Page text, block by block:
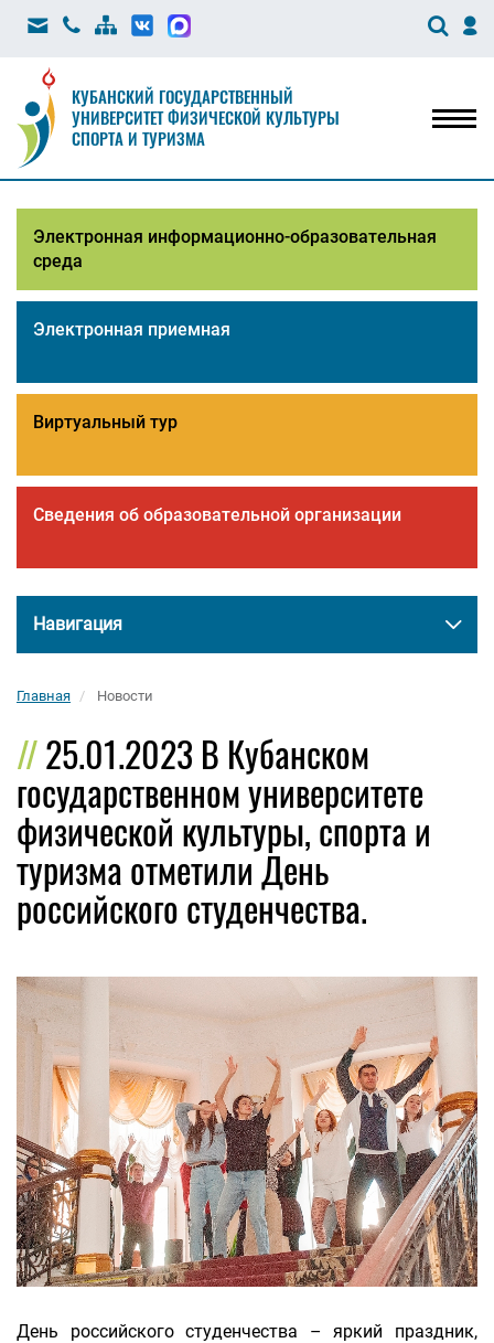
КУБАНСКИЙ ГОСУДАРСТВЕННЫЙ
УНИВЕРСИТЕТ ФИЗИЧЕСКОЙ КУЛЬТУРЫ
СПОРТА И ТУРИЗМА
Электронная информационно-образовательная
среда
Электронная приемная
Виртуальный тур
Сведения об образовательной организации
Навигация
Главная Новости
25.01.2023 В Кубанском
государственном университете
физической культуры, спорта и
туризма отметили День
российского студенчества.
День российского студенчества – яркий праздник,